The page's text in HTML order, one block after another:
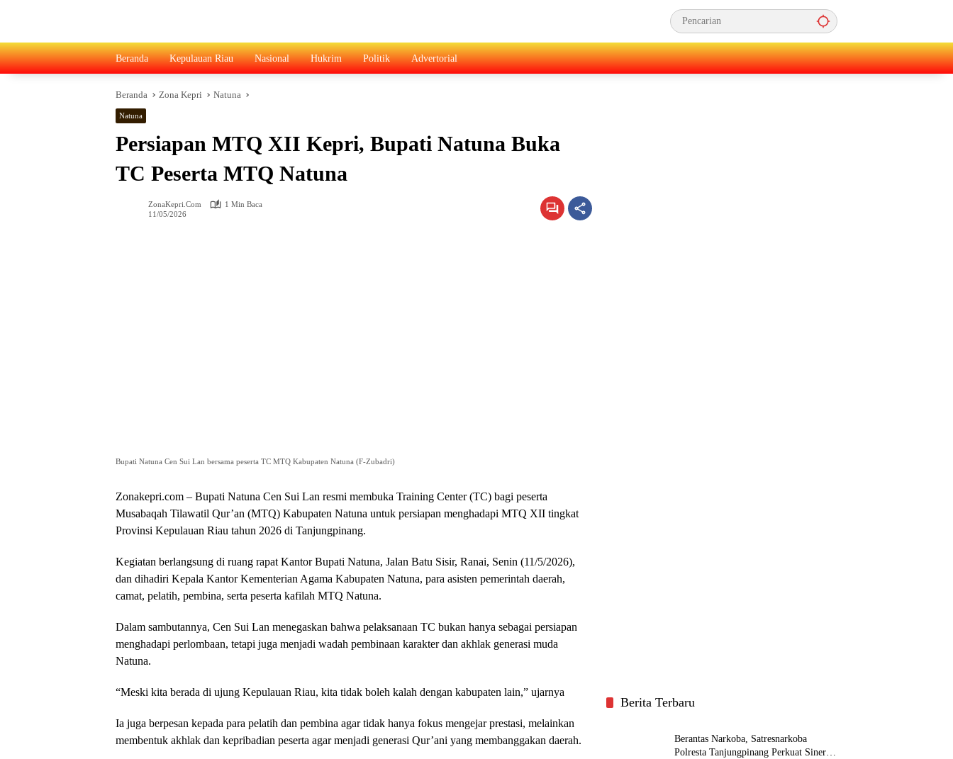
Beranda Kepulauan Riau Nasional Hukrim Politik Advertorial
Beranda Zona Kepri Natuna
Natuna
Persiapan MTQ XII Kepri, Bupati Natuna Buka
TC Peserta MTQ Natuna
ZonaKepri.com
1 Min Baca
11/05/2026
Bupati Natuna Cen Sui Lan bersama peserta TC MTQ Kabupaten Natuna (F-Zubadri)
Zonakepri.com – Bupati Natuna Cen Sui Lan resmi membuka Training Center (TC) bagi peserta
Musabaqah Tilawatil Qur’an (MTQ) Kabupaten Natuna untuk persiapan menghadapi MTQ XII tingkat
Provinsi Kepulauan Riau tahun 2026 di Tanjungpinang.
Kegiatan berlangsung di ruang rapat Kantor Bupati Natuna, Jalan Batu Sisir, Ranai, Senin (11/5/2026),
dan dihadiri Kepala Kantor Kementerian Agama Kabupaten Natuna, para asisten pemerintah daerah,
camat, pelatih, pembina, serta peserta kafilah MTQ Natuna.
Dalam sambutannya, Cen Sui Lan menegaskan bahwa pelaksanaan TC bukan hanya sebagai persiapan
menghadapi perlombaan, tetapi juga menjadi wadah pembinaan karakter dan akhlak generasi muda
Natuna.
“Meski kita berada di ujung Kepulauan Riau, kita tidak boleh kalah dengan kabupaten lain,” ujarnya
Ia juga berpesan kepada para pelatih dan pembina agar tidak hanya fokus mengejar prestasi, melainkan
membentuk akhlak dan kepribadian peserta agar menjadi generasi Qur’ani yang membanggakan daerah.
Berita Terbaru
Berantas Narkoba, Satresnarkoba
Polresta Tanjungpinang Perkuat Sinergi